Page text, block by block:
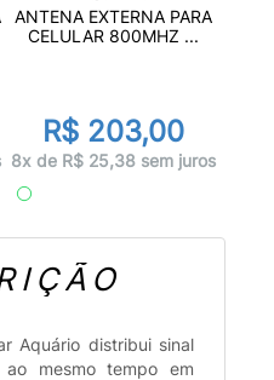
ANTENA EXTERNA PARA
CELULAR 800MHZ ...
R$ 203,00
8x de R$ 25,38 sem juros
Aquário distribui sinal
mesmo tempo em